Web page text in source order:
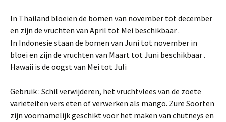
In Thailand bloeien de bomen van november tot december
en zijn de vruchten van April tot Mei beschikbaar .
In Indonesië staan de bomen van Juni tot november in
bloei en zijn de vruchten van Maart tot Juni beschikbaar .
Hawaii is de oogst van Mei tot Juli
Gebruik : Schil verwijderen, het vruchtvlees van de zoete
variëteiten vers eten ofverwerken als mango. Zure Soorten
zijn voornamelijk geschikt voor het maken van chutneys en